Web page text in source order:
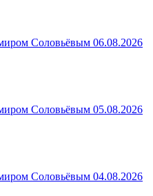
Соловьёвым 06.08.2026
Соловьёвым 05.08.2026
Соловьёвым 04.08.2026